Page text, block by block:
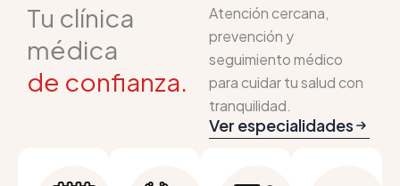
Tu clínica
médica
de confianza.
Atención cercana,
prevención y
seguimiento médico
para cuidar tu salud con
tranquilidad.
Ver especialidades